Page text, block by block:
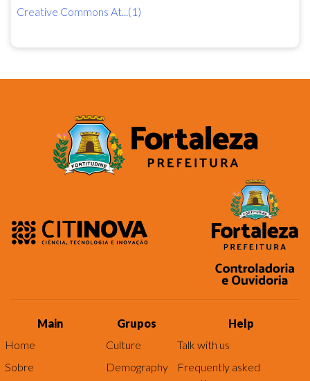
Creative Commons At...(1)
Main
Home
Sobre
Grupos
Culture
Demography
Help
Talk with us
Frequently asked